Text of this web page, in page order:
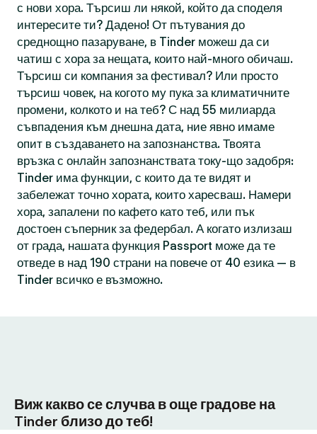
с нови хора. Търсиш ли някой, който да споделя
интересите ти? Дадено! От пътувания до
среднощно пазаруване, в Tinder можеш да си
чатиш с хора за нещата, които най-много обичаш.
Търсиш си компания за фестивал? Или просто
търсиш човек, на когото му пука за климатичните
промени, колкото и на теб? С над 55 милиарда
съвпадения към днешна дата, ние явно имаме
опит в създаването на запознанства. Твоята
връзка с онлайн запознанствата току-що задобря:
Tinder има функции, с които да те видят и
забележат точно хората, които харесваш. Намери
хора, запалени по кафето като теб, или пък
достоен съперник за федербал. А когато излизаш
от града, нашата функция Passport може да те
отведе в над 190 страни на повече от 40 езика — в
Tinder всичко е възможно.
Виж какво се случва в още градове на
Tinder близо до теб!